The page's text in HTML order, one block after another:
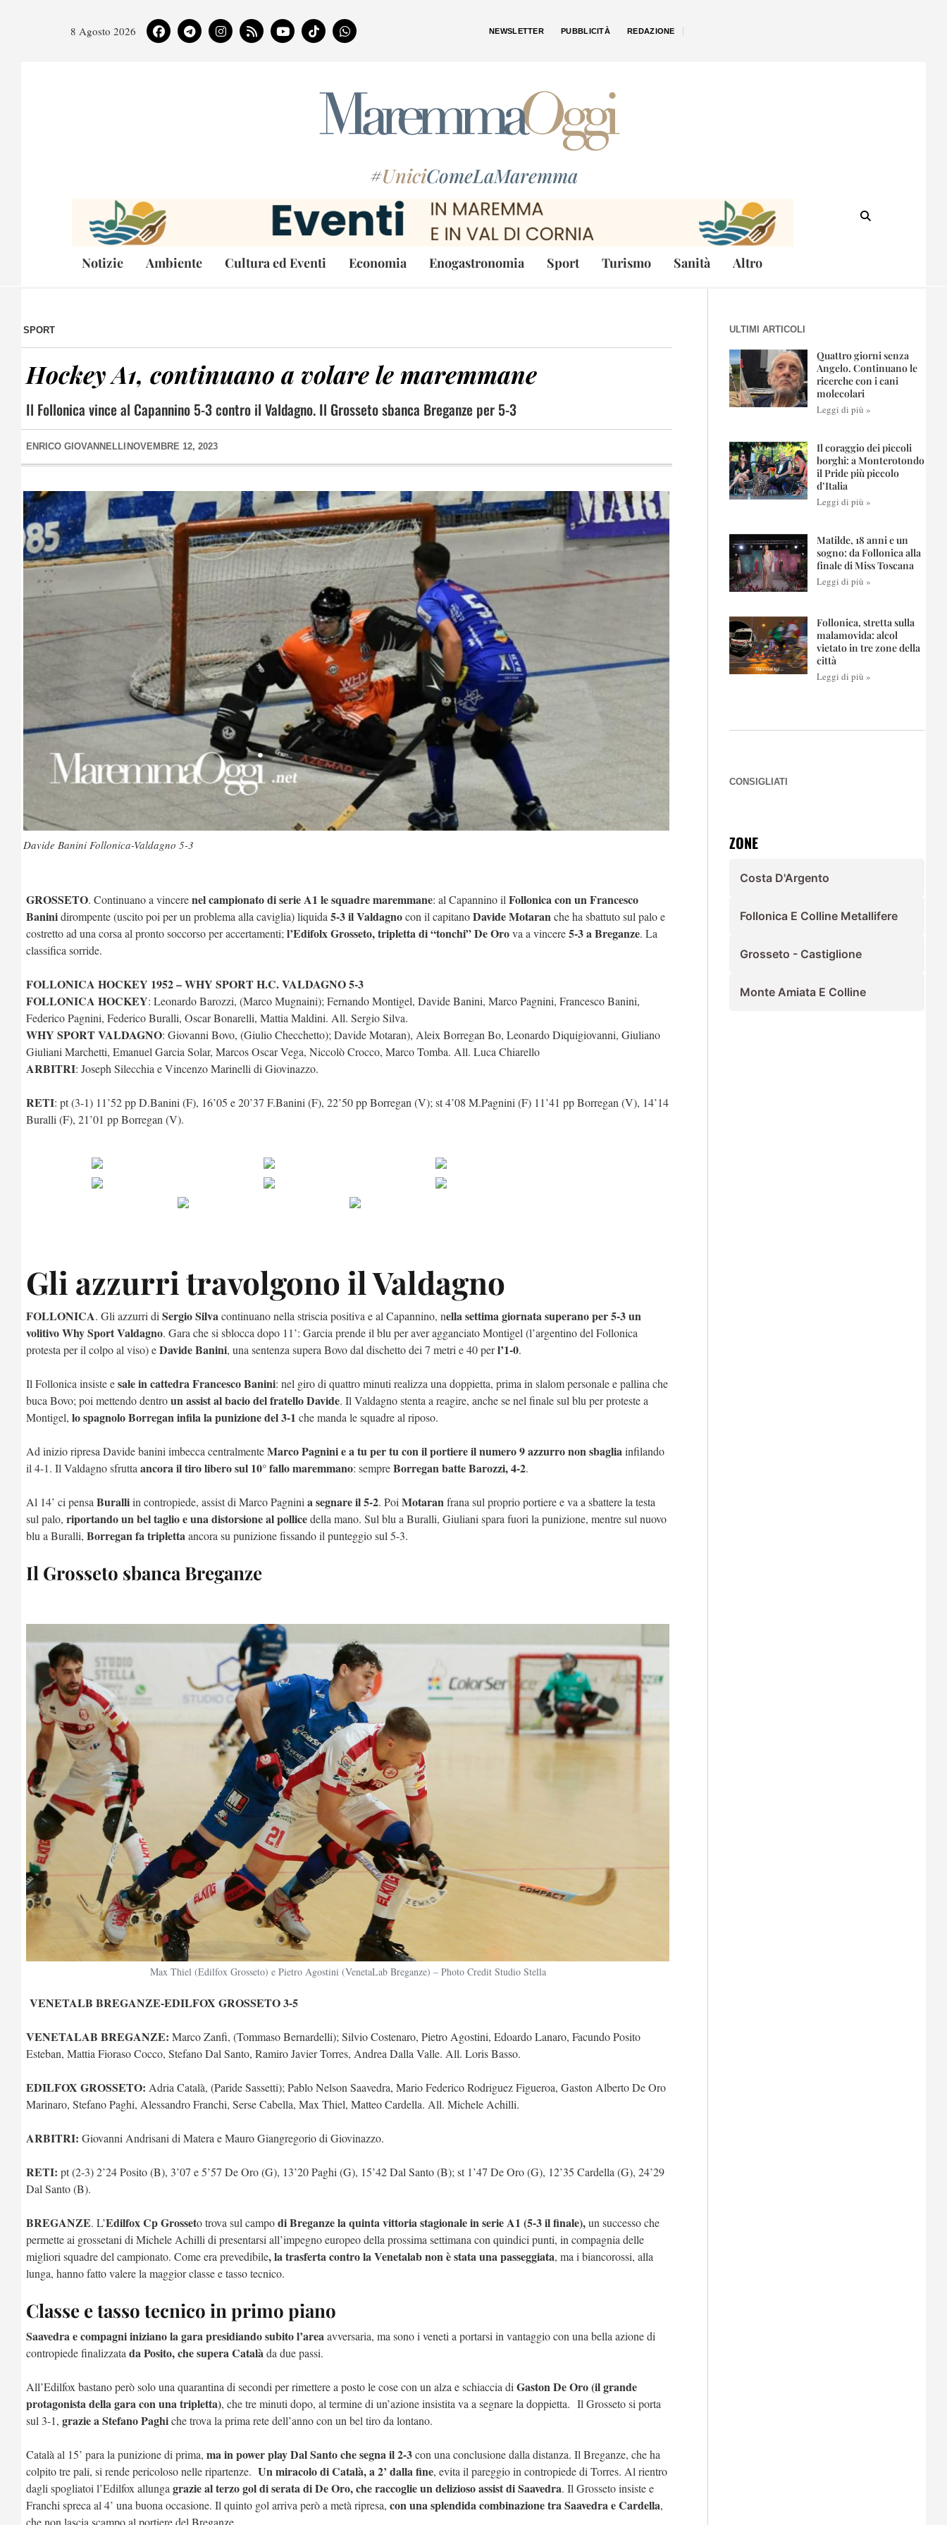
8 Agosto 2026 NEWSLETTER PUBBLICITÀ REDAZIONE
#UniciComeLaMaremma
Notizie Ambiente Cultura ed Eventi Economia Enogastronomia Sport Turismo Sanità Altro
SPORT
Hockey A1, continuano a volare le maremmane
Il Follonica vince al Capannino 5-3 contro il Valdagno. Il Grosseto sbanca Breganze per 5-3
ENRICO GIOVANNELLI NOVEMBRE 12, 2023
Davide Banini Follonica-Valdagno 5-3
GROSSETO. Continuano a vincerenel campionato di serie A1 le squadre maremmane: al Capannino il Follonica con un Francesco
Baninidirompente (uscito poi per un problema alla caviglia) liquida 5-3 il Valdagnocon il capitanoDavide Motaranche ha sbattuto sul palo e
costretto ad una corsa al pronto soccorso per accertamenti; l’Edifolx Grosseto, tripletta di “tonchi” De Orova a vincere5-3 a Breganze. La
classifica sorride.
FOLLONICA HOCKEY 1952 – WHY SPORT H.C. VALDAGNO 5-3
FOLLONICA HOCKEY: Leonardo Barozzi, (Marco Mugnaini); Fernando Montigel, Davide Banini, Marco Pagnini, Francesco Banini,
Federico Pagnini, Federico Buralli, Oscar Bonarelli, Mattia Maldini. All. Sergio Silva.
WHY SPORT VALDAGNO: Giovanni Bovo, (Giulio Checchetto); Davide Motaran), Aleix Borregan Bo, Leonardo Diquigiovanni, Giuliano
Giuliani Marchetti, Emanuel Garcia Solar, Marcos Oscar Vega, Niccolò Crocco, Marco Tomba. All. Luca Chiarello
ARBITRI: Joseph Silecchia e Vincenzo Marinelli di Giovinazzo.
RETI: pt (3-1) 11’52 pp D.Banini (F), 16’05 e 20’37 F.Banini (F), 22’50 pp Borregan (V); st 4’08 M.Pagnini (F) 11’41 pp Borregan (V), 14’14
Buralli (F), 21’01 pp Borregan (V).
Gli azzurri travolgono il Valdagno
FOLLONICA. Gli azzurri di Sergio Silvacontinuano nella striscia positiva e al Capannino, nella settima giornata superano per 5-3 un
volitivo Why Sport Valdagno. Gara che si sblocca dopo 11’: Garcia prende il blu per aver agganciato Montigel (l’argentino del Follonica
protesta per il colpo al viso) eDavide Banini, una sentenza supera Bovo dal dischetto dei 7 metri e 40 perl’1-0.
Il Follonica insiste esale in cattedra Francesco Banini: nel giro di quattro minuti realizza una doppietta, prima in slalom personale e pallina che
buca Bovo; poi mettendo dentroun assist al bacio del fratello Davide. Il Valdagno stenta a reagire, anche se nel finale sul blu per proteste a
Montigel, lo spagnolo Borregan infila la punizione del 3-1 che manda le squadre al riposo.
Ad inizio ripresa Davide banini imbecca centralmenteMarco Pagnini e a tu per tu con il portiere il numero 9 azzurro non sbagliainfilando
il 4-1. Il Valdagno sfrutta ancora il tiro libero sul 10° fallo maremmano: sempreBorregan batte Barozzi, 4-2.
Al 14’ ci pensa Buralliin contropiede, assist di Marco Pagnini a segnare il 5-2. Poi Motaranfrana sul proprio portiere e va a sbattere la testa
sul palo, riportando un bel taglio e una distorsione al pollicedella mano. Sul blu a Buralli, Giuliani spara fuori la punizione, mentre sul nuovo
blu a Buralli, Borregan fa triplettaancora su punizione fissando il punteggio sul 5-3.
Il Grosseto sbanca Breganze
Max Thiel (Edilfox Grosseto) e Pietro Agostini (VenetaLab Breganze) – Photo Credit Studio Stella
VENETALB BREGANZE-EDILFOX GROSSETO 3-5
VENETALAB BREGANZE: Marco Zanfi, (Tommaso Bernardelli); Silvio Costenaro, Pietro Agostini, Edoardo Lanaro, Facundo Posito
Esteban, Mattia Fioraso Cocco, Stefano Dal Santo, Ramiro Javier Torres, Andrea Dalla Valle. All. Loris Basso.
EDILFOX GROSSETO: Adria Català, (Paride Sassetti); Pablo Nelson Saavedra, Mario Federico Rodriguez Figueroa, Gaston Alberto De Oro
Marinaro, Stefano Paghi, Alessandro Franchi, Serse Cabella, Max Thiel, Matteo Cardella. All. Michele Achilli.
ARBITRI: Giovanni Andrisani di Matera e Mauro Giangregorio di Giovinazzo.
RETI: pt (2-3) 2’24 Posito (B), 3’07 e 5’57 De Oro (G), 13’20 Paghi (G), 15’42 Dal Santo (B); st 1’47 De Oro (G), 12’35 Cardella (G), 24’29
Dal Santo (B).
BREGANZE. L’Edilfox Cp Grosseto trova sul campodi Breganze la quinta vittoria stagionale in serie A1 (5-3 il finale),un successo che
permette ai grossetani di Michele Achilli di presentarsi all’impegno europeo della prossima settimana con quindici punti, in compagnia delle
migliori squadre del campionato. Come era prevedibile, la trasferta contro la Venetalab non è stata una passeggiata, ma i biancorossi, alla
lunga, hanno fatto valere la maggior classe e tasso tecnico.
Classe e tasso tecnico in primo piano
Saavedra e compagni iniziano la gara presidiando subito l’areaavversaria, ma sono i veneti a portarsi in vantaggio con una bella azione di
contropiede finalizzatada Posito, che supera Catalàda due passi.
All’Edilfox bastano però solo una quarantina di secondi per rimettere a posto le cose con un alza e schiaccia diGaston De Oro (il grande
protagonista della gara con una tripletta), che tre minuti dopo, al termine di un’azione insistita va a segnare la doppietta. Il Grosseto si porta
sul 3-1, grazie a Stefano Paghiche trova la prima rete dell’anno con un bel tiro da lontano.
Català al 15’ para la punizione di prima, ma in power play Dal Santo che segna il 2-3con una conclusione dalla distanza. Il Breganze, che ha
colpito tre pali, si rende pericoloso nelle ripartenze. Un miracolo di Català, a 2’ dalla fine, evita il pareggio in contropiede di Torres. Al rientro
dagli spogliatoi l’Edilfox allungagrazie al terzo gol di serata di De Oro, che raccoglie un delizioso assist di Saavedra. Il Grosseto insiste e
Franchi spreca al 4’ una buona occasione. Il quinto gol arriva però a metà ripresa, con una splendida combinazione tra Saavedra e Cardella,
ULTIMI ARTICOLI
Quattro giorni senza
Angelo. Continuano le
ricerche con i cani
molecolari
Leggi di più »
Il coraggio dei piccoli
borghi: a Monterotondo
il Pride più piccolo
d’Italia
Leggi di più »
Matilde, 18 anni e un
sogno: da Follonica alla
finale di Miss Toscana
Leggi di più »
Follonica, stretta sulla
malamovida: alcol
vietato in tre zone della
città
Leggi di più »
CONSIGLIATI
ZONE
Costa D'Argento
Follonica E Colline Metallifere
Grosseto - Castiglione
Monte Amiata E Colline